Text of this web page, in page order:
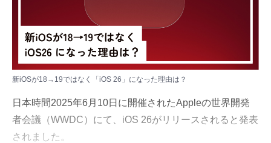
新iOSが18→19ではなく「iOS 26」になった理由は？
日本時間2025年6月10日に開催されたAppleの世界開発
者会議（WWDC）にて、iOS 26がリリースされると発表
されました。